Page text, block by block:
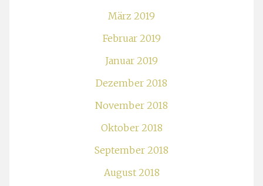
März 2019
Februar 2019
Januar 2019
Dezember 2018
November 2018
Oktober 2018
September 2018
August 2018